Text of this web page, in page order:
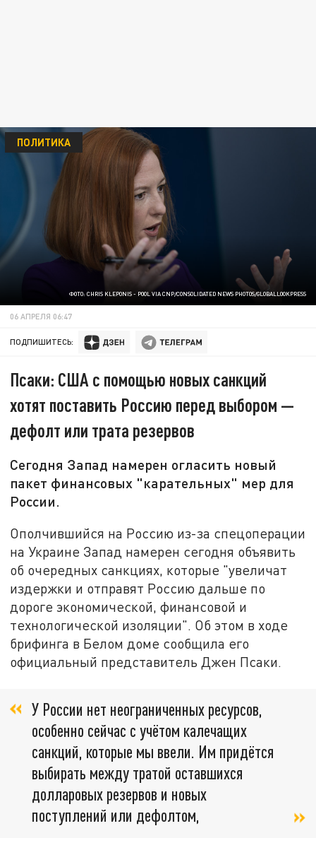
ФОТО: CHRIS KLEPONIS - POOL VIA CNP/CONSOLIDATED NEWS PHOTOS/GLOBALLOOKPRESS
ПОЛИТИКА
06 АПРЕЛЯ 06:47
ПОДПИШИТЕСЬ:
Псаки: США с помощью новых санкций
хотят поставить Россию перед выбором —
дефолт или трата резервов
Сегодня Запад намерен огласить новый
пакет финансовых "карательных" мер для
России.
Ополчившийся на Россию из-за спецоперации
на Украине Запад намерен сегодня объявить
об очередных санкциях, которые "увеличат
издержки и отправят Россию дальше по
дороге экономической, финансовой и
технологической изоляции". Об этом в ходе
брифинга в Белом доме сообщила его
официальный представитель Джен Псаки.
У России нет неограниченных ресурсов,
особенно сейчас с учётом калечащих
санкций, которые мы ввели. Им придётся
выбирать между тратой оставшихся
долларовых резервов и новых
поступлений или дефолтом,